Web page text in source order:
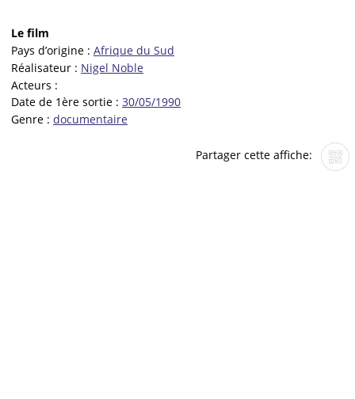
Le film
Pays d’origine : Afrique du Sud
Réalisateur : Nigel Noble
Acteurs :
Date de 1ère sortie : 30/05/1990
Genre : documentaire
Partager cette affiche: